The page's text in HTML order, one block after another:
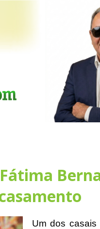
Um dos casais